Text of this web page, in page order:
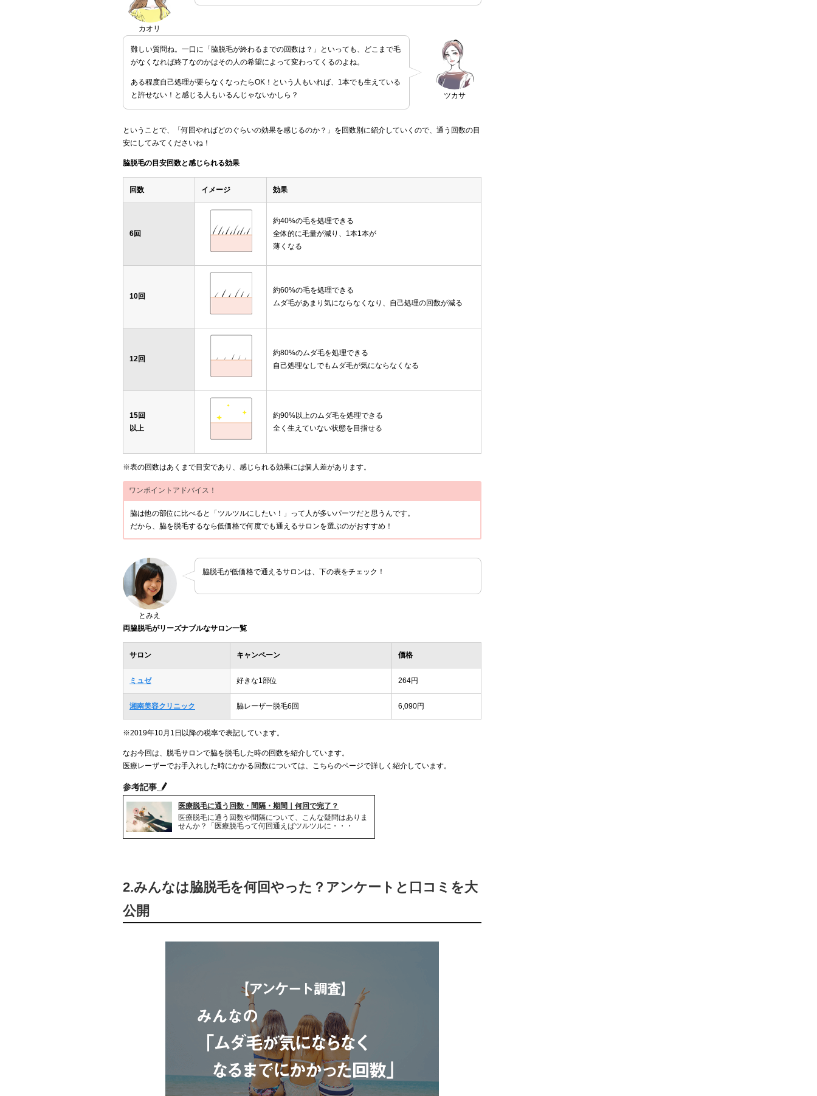
カオリ
ツカサ
難しい質問ね。一口に「脇脱毛が終わるまでの回数は？」といっても、どこまで毛
がなくなれば終了なのかはその人の希望によって変わってくるのよね。
ある程度自己処理が要らなくなったらOK！という人もいれば、1本でも生えている
と許せない！と感じる人もいるんじゃないかしら？
ということで、「何回やればどのぐらいの効果を感じるのか？」を回数別に紹介していくので、通う回数の目
安にしてみてくださいね！
脇脱毛の目安回数と感じられる効果
回数 イメージ 効果
6回
約40%の毛を処理できる
全体的に毛量が減り、1本1本が
薄くなる
10回
約60%の毛を処理できる
ムダ毛があまり気にならなくなり、自己処理の回数が減る
12回
約80%のムダ毛を処理できる
自己処理なしでもムダ毛が気にならなくなる
15回
以上
約90%以上のムダ毛を処理できる
全く生えていない状態を目指せる
※表の回数はあくまで目安であり、感じられる効果には個人差があります。
ワンポイントアドバイス！
脇は他の部位に比べると「ツルツルにしたい！」って人が多いパーツだと思うんです。
だから、脇を脱毛するなら低価格で何度でも通えるサロンを選ぶのがおすすめ！
とみえ
脇脱毛が低価格で通えるサロンは、下の表をチェック！
両脇脱毛がリーズナブルなサロン一覧
サロン キャンペーン 価格
ミュゼ 好きな1部位 264円
湘南美容クリニック 脇レーザー脱毛6回 6,090円
※2019年10月1日以降の税率で表記しています。
なお今回は、脱毛サロンで脇を脱毛した時の回数を紹介しています。
医療レーザーでお手入れした時にかかる回数については、こちらのページで詳しく紹介しています。
参考記事
医療脱毛に通う回数・間隔・期間｜何回で完了？
医療脱毛に通う回数や間隔について、こんな疑問はありま
せんか？「医療脱毛って何回通えばツルツルに・・・
2.みんなは脇脱毛を何回やった？アンケートと口コミを大
公開